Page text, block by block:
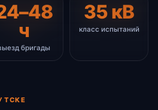
ч
бригады
35 кВ
класс испытаний